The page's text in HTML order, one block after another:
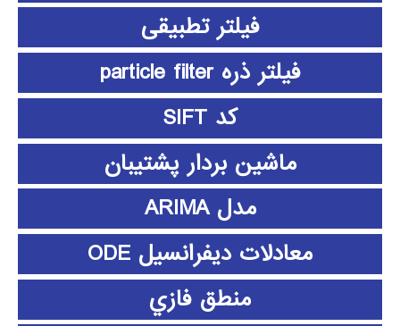
فیلتر تطبیقی
فیلتر ذره particle filter
کد SIFT
ماشین بردار پشتیبان
مدل ARIMA
معادلات دیفرانسیل ODE
منطق فازي